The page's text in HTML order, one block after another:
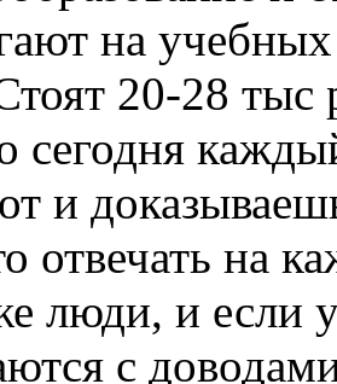
на
20-28 тыс
сегодня
и
отвечать на
люди, и если
с